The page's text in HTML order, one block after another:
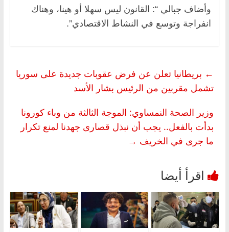
وأضاف جبالي “: القانون ليس سهلا أو هينا، وهناك
انفراجة وتوسع في النشاط الاقتصادي”.
← بريطانيا تعلن عن فرض عقوبات جديدة على سوريا
تشمل مقربين من الرئيس بشار الأسد
وزير الصحة النمساوي: الموجة الثالثة من وباء كورونا
بدأت بالفعل.. يجب أن نبذل قصارى جهدنا لمنع تكرار
ما جرى في الخريف →